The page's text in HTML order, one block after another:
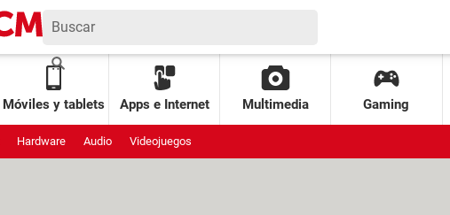
Móviles y tablets Apps e Internet Multimedia Gaming
Hardware Audio Videojuegos